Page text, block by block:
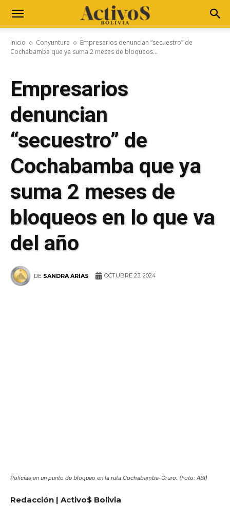
Inicio Conyuntura
Empresarios denuncian “secuestro” de
Cochabamba que ya suma 2 meses de bloqueos...
Empresarios
denuncian
“secuestro” de
Cochabamba que ya
suma 2 meses de
bloqueos en lo que va
del año
DE SANDRA ARIAS OCTUBRE 23, 2024
Policías en un punto de bloqueo en la ruta Cochabamba-Oruro. (Foto: ABI)
Redacción | Activo$ Bolivia